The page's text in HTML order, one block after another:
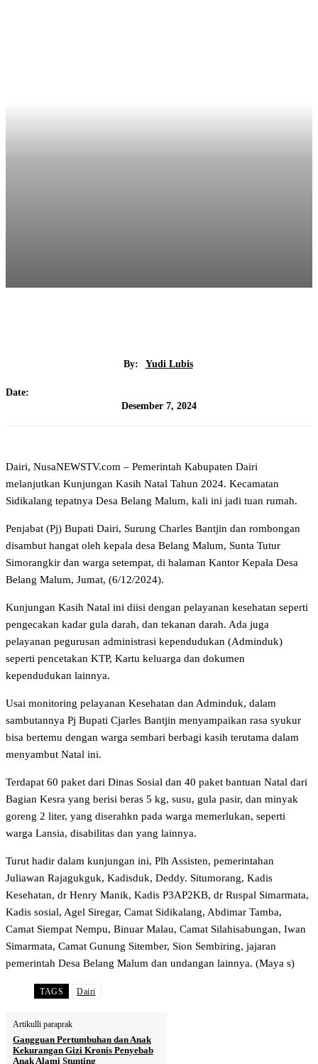
By: Yudi Lubis
Date:
Desember 7, 2024
Dairi, NusaNEWSTV.com – Pemerintah Kabupaten Dairi
melanjutkan Kunjungan Kasih Natal Tahun 2024. Kecamatan
Sidikalang tepatnya Desa Belang Malum, kali ini jadi tuan rumah.
Penjabat (Pj) Bupati Dairi, Surung Charles Bantjin dan rombongan
disambut hangat oleh kepala desa Belang Malum, Sunta Tutur
Simorangkir dan warga setempat, di halaman Kantor Kepala Desa
Belang Malum, Jumat, (6/12/2024).
Kunjungan Kasih Natal ini diisi dengan pelayanan kesehatan seperti
pengecakan kadar gula darah, dan tekanan darah. Ada juga
pelayanan pegurusan administrasi kependudukan (Adminduk)
seperti pencetakan KTP, Kartu keluarga dan dokumen
kependudukan lainnya.
Usai monitoring pelayanan Kesehatan dan Adminduk, dalam
sambutannya Pj Bupati Cjarles Bantjin menyampaikan rasa syukur
bisa bertemu dengan warga sembari berbagi kasih terutama dalam
menyambut Natal ini.
Terdapat 60 paket dari Dinas Sosial dan 40 paket bantuan Natal dari
Bagian Kesra yang berisi beras 5 kg, susu, gula pasir, dan minyak
goreng 2 liter, yang diserahkn pada warga memerlukan, seperti
warga Lansia, disabilitas dan yang lainnya.
Turut hadir dalam kunjungan ini, Plh Assisten, pemerintahan
Juliawan Rajagukguk, Kadisduk, Deddy. Situmorang, Kadis
Kesehatan, dr Henry Manik, Kadis P3AP2KB, dr Ruspal Simarmata,
Kadis sosial, Agel Siregar, Camat Sidikalang, Abdimar Tamba,
Camat Siempat Nempu, Binuar Malau, Camat Silahisabungan, Iwan
Simarmata, Camat Gunung Sitember, Sion Sembiring, jajaran
pemerintah Desa Belang Malum dan undangan lainnya. (Maya s)
TAGS Dairi
Artikulli paraprak
Gangguan Pertumbuhan dan Anak
Kekurangan Gizi Kronis Penyebab
Anak Alami Stunting